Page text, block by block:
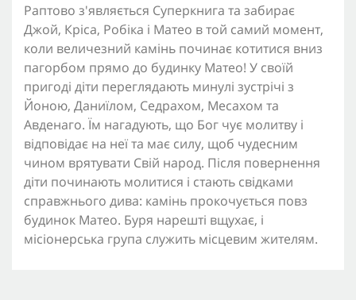
Раптово з'являється Суперкнига та забирає
Джой, Кріса, Робіка і Матео в той самий момент,
коли величезний камінь починає котитися вниз
пагорбом прямо до будинку Матео! У своїй
пригоді діти переглядають минулі зустрічі з
Йоною, Даниїлом, Седрахом, Месахом та
Авденаго. Їм нагадують, що Бог чує молитву і
відповідає на неї та має силу, щоб чудесним
чином врятувати Свій народ. Після повернення
діти починають молитися і стають свідками
справжнього дива: камінь прокочується повз
будинок Матео. Буря нарешті вщухає, і
місіонерська група служить місцевим жителям.